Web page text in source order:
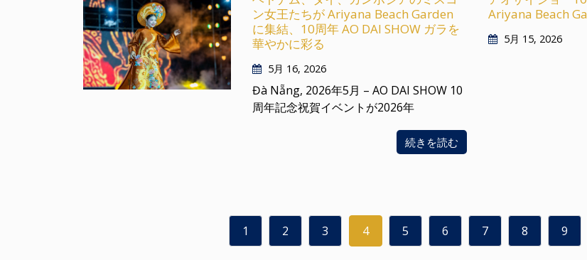
ン女王たちが Ariyana Beach Garden
に集結、10周年 AO DAI SHOW ガラを
華やかに彩る
5月 16, 2026
Đà Nẵng, 2026年5月 – AO DAI SHOW 10
周年記念祝賀イベントが2026年
続きを読む
Ariyana Beach
5月 15, 2026
1 2 3 4 5 6 7 8 9